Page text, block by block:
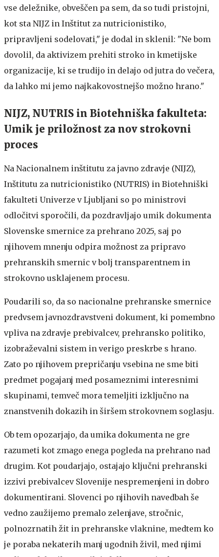
vse deležnike, obveščen pa sem, da so tudi pristojni,
kot sta NIJZ in Inštitut za nutricionistiko,
pripravljeni sodelovati," je dodal in sklenil: "Ne bom
dovolil, da aktivizem prehiti stroko in kmetijske
organizacije, ki se trudijo in delajo od jutra do večera,
da lahko mi jemo najkakovostnejšo možno hrano."
NIJZ, NUTRIS in Biotehniška fakulteta:
Umik je priložnost za nov strokovni
proces
Na Nacionalnem inštitutu za javno zdravje (NIJZ),
Inštitutu za nutricionistiko (NUTRIS) in Biotehniški
fakulteti Univerze v Ljubljani so po ministrovi
odločitvi sporočili, da pozdravljajo umik dokumenta
Slovenske smernice za prehrano 2025, saj po
njihovem mnenju odpira možnost za pripravo
prehranskih smernic v bolj transparentnem in
strokovno usklajenem procesu.
Poudarili so, da so nacionalne prehranske smernice
predvsem javnozdravstveni dokument, ki pomembno
vpliva na zdravje prebivalcev, prehransko politiko,
izobraževalni sistem in verigo preskrbe s hrano.
Zato po njihovem prepričanju vsebina ne sme biti
predmet pogajanj med posameznimi interesnimi
skupinami, temveč mora temeljiti izključno na
znanstvenih dokazih in širšem strokovnem soglasju.
Ob tem opozarjajo, da umika dokumenta ne gre
razumeti kot zmago enega pogleda na prehrano nad
drugim. Kot poudarjajo, ostajajo ključni prehranski
izzivi prebivalcev Slovenije nespremenjeni in dobro
dokumentirani. Slovenci po njihovih navedbah še
vedno zaužijemo premalo zelenjave, stročnic,
polnozrnatih žit in prehranske vlaknine, medtem ko
je poraba nekaterih manj ugodnih živil, med njimi